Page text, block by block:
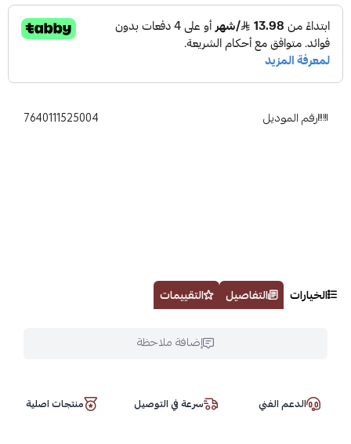
رقم الموديل 7640111525004
الخيارات التفاصيل التقييمات
إضافة ملاحظة
الدعم الفني سرعة في التوصيل منتجات اصلية